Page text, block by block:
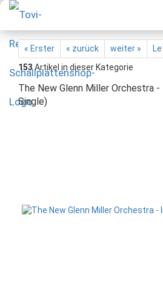
« Erster « zurück weiter »
153Artikel in dieser Kategorie
The New Glenn Miller Orchestra
Single)